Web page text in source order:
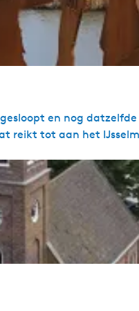
en nog
reikt tot aan het